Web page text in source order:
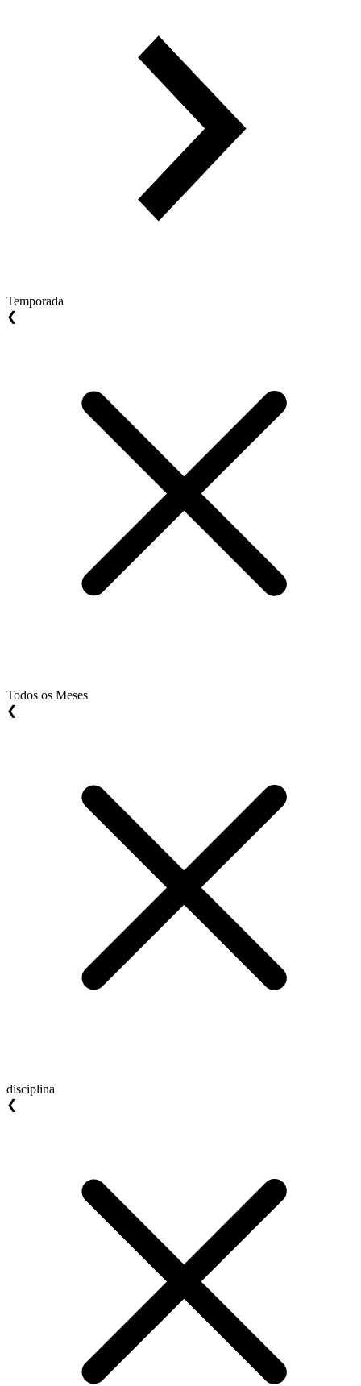
Temporada
❮
Todos os Meses
❮
disciplina
❮